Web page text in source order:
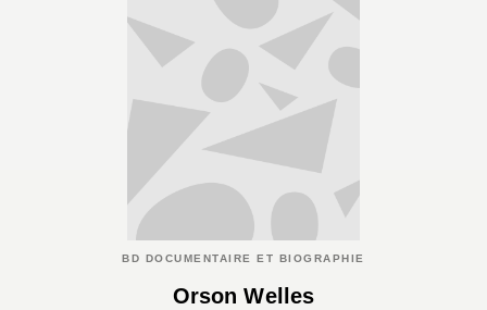
BD DOCUMENTAIRE ET BIOGRAPHIE
Orson Welles